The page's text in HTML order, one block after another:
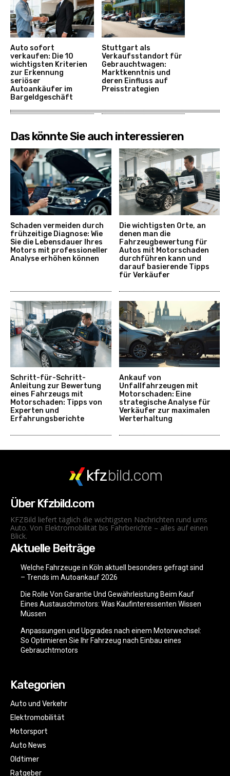
Auto sofort
verkaufen: Die 10
wichtigsten Kriterien
zur Erkennung
seriöser
Autoankäufer im
Bargeldgeschäft
Stuttgart als
Verkaufsstandort für
Gebrauchtwagen:
Marktkenntnis und
deren Einfluss auf
Preisstrategien
Das könnte Sie auch interessieren
Schaden vermeiden durch
frühzeitige Diagnose: Wie
Sie die Lebensdauer Ihres
Motors mit professioneller
Analyse erhöhen können
Die wichtigsten Orte, an
denen man die
Fahrzeugbewertung für
Autos mit Motorschaden
durchführen kann und
darauf basierende Tipps
für Verkäufer
Schritt-für-Schritt-
Anleitung zur Bewertung
eines Fahrzeugs mit
Motorschaden: Tipps von
Experten und
Erfahrungsberichte
Ankauf von
Unfallfahrzeugen mit
Motorschaden: Eine
strategische Analyse für
Verkäufer zur maximalen
Werterhaltung
kfzbild.com
Über Kfzbild.com
KFZBild liefert täglich die wichtigsten Nachrichten rund ums
Auto. Von Elektromobilität bis Fahrberichte – alles auf einen
Blick.
Aktuelle Beiträge
Welche Fahrzeuge in Köln aktuell besonders gefragt sind
– Trends im Autoankauf 2026
Die Rolle Von Garantie Und Gewährleistung Beim Kauf
Eines Austauschmotors: Was Kaufinteressenten Wissen
Müssen
Anpassungen und Upgrades nach einem Motorwechsel:
So Optimieren Sie Ihr Fahrzeug nach Einbau eines
Gebrauchtmotors
Kategorien
Auto und Verkehr
Elektromobilität
Motorsport
Auto News
Oldtimer
Ratgeber